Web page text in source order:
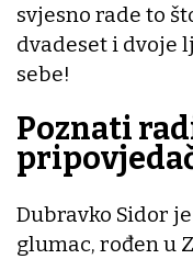
svjesno rade to
dvadeset i dvoje
sebe!
Poznati
Dubravko Sidor
glumac, rođen u